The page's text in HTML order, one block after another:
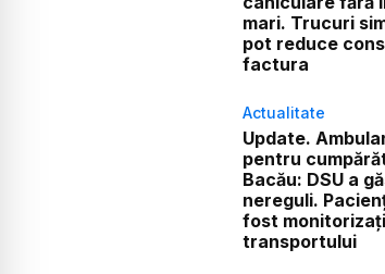
mari. Trucuri
pot reduce
factura
Actualitate
Update.
pentru
Bacău: DSU a
nereguli.
fost
transportului